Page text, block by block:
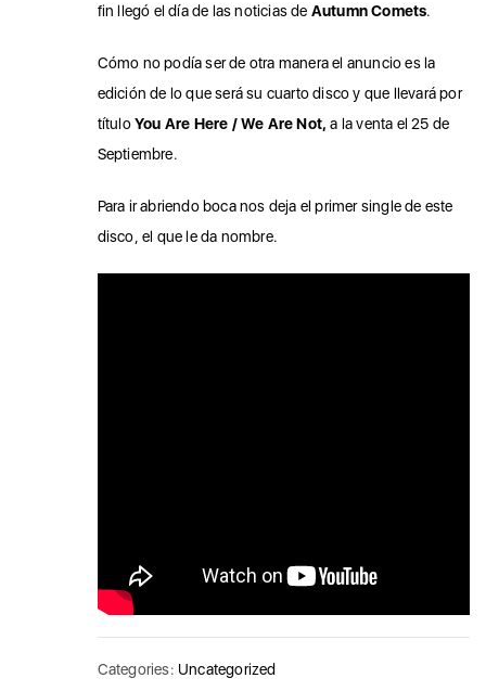
fin llegó el día de las noticias de Autumn Comets.
Cómo no podía ser de otra manera el anuncio es la
edición de lo que será su cuarto disco y que llevará por
títuloYou Are Here / We Are Not, a la venta el 25 de
Septiembre.
Para ir abriendo boca nos deja el primer single de este
disco, el que le da nombre.
Categories: Uncategorized